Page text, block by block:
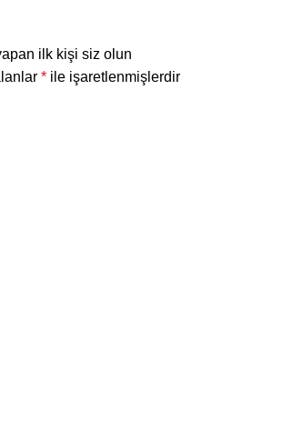
ilk kişi siz olun
* ile işaretlenmişlerdir